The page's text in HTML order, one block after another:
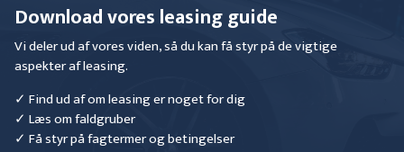
Download vores leasing guide
Vi deler ud af vores viden, så du kan få styr på de vigtige
aspekter af leasing.
✓ Find ud af om leasing er noget for dig
✓ Læs om faldgruber
✓ Få styr på fagtermer og betingelser